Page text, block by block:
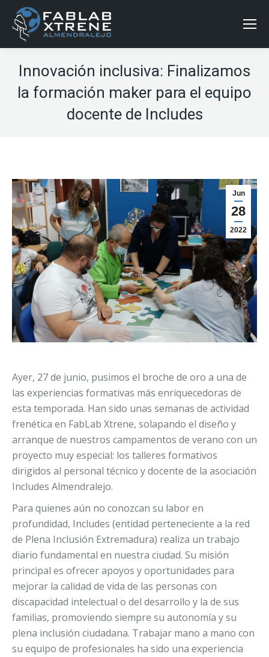
Innovación inclusiva: Finalizamos
la formación maker para el equipo
docente de Includes
Jun
28
2022
Ayer, 27 de junio, pusimos el broche de oro a una de
las experiencias formativas más enriquecedoras de
esta temporada. Han sido unas semanas de actividad
frenética en FabLab Xtrene, solapando el diseño y
arranque de nuestros campamentos de verano con un
proyecto muy especial: los talleres formativos
dirigidos al personal técnico y docente de la asociación
Includes Almendralejo.
Para quienes aún no conozcan su labor en
profundidad, Includes (entidad perteneciente a la red
de Plena Inclusión Extremadura) realiza un trabajo
diario fundamental en nuestra ciudad. Su misión
principal es ofrecer apoyos y oportunidades para
mejorar la calidad de vida de las personas con
discapacidad intelectual o del desarrollo y la de sus
familias, promoviendo siempre su autonomía y su
plena inclusión ciudadana. Trabajar mano a mano con
su equipo de profesionales ha sido una experiencia